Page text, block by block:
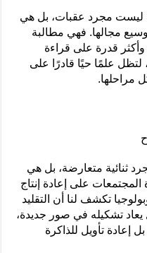
ليست مجرد عقبات، بل هي
مجالها. فهي مطالبة
وأكثر قدرة على قراءة
لتظل علمًا حيًا قادرًا على
مراحلها.
ثنائية متعارضة، بل هي
على إعادة إنتاج
تكشف لنا أن التقليد
يعاد تشكيله في صور جديدة،
إعادة تأويل للذاكرة